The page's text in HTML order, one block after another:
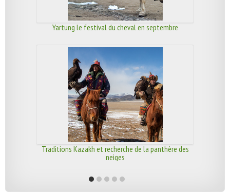
Yartung le festival du cheval en septembre
Traditions Kazakh et recherche de la panthère des
neiges